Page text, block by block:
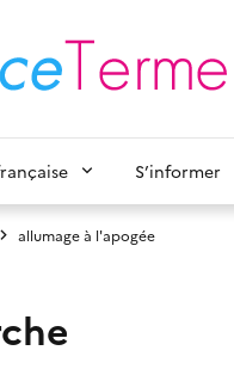
S’informer
allumage à l'apogée